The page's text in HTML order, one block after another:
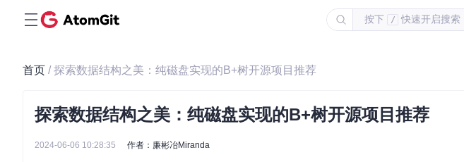
按下 / 快速开启搜索
首页 / 探索数据结构之美：纯磁盘实现的B+树开源项目推荐
探索数据结构之美：纯磁盘实现的B+树开源项目推荐
2024-06-06 10:28:35 作者：廉彬冶Miranda